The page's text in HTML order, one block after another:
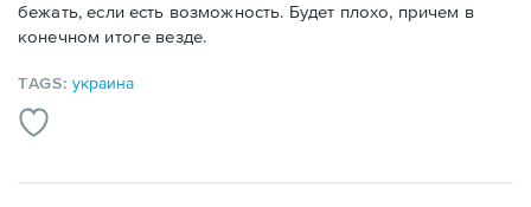
бежать, если есть возможность. Будет плохо, причем в
конечном итоге везде.
TAGS:украина